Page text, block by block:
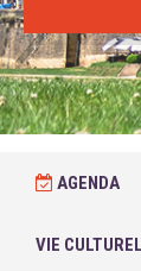
AGENDA
VIE